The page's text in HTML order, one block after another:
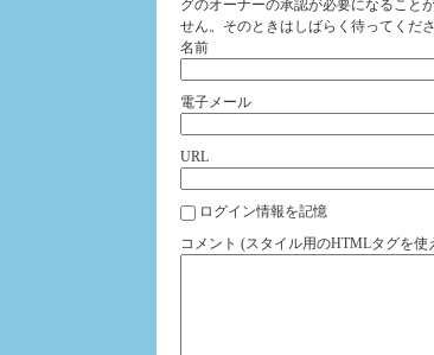
グのオーナーの承認が必要になること
せん。そのときはしばらく待ってくださ
名前
電子メール
URL
ログイン情報を記憶
コメント (スタイル用のHTMLタグを使